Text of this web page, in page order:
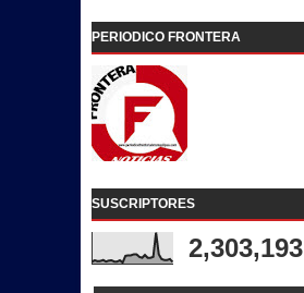
PERIODICO FRONTERA
SUSCRIPTORES
2,303,193